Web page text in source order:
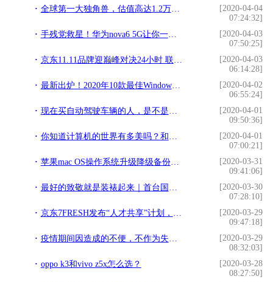
全球第一大独角兽，估值高达1.2万亿，低调超越蚂蚁金服
[2020-04-04
07:24:32]
手残党救星！华为nova6 5G让你一拍即得封面级大片
[2020-04-03
07:50:25]
京东11.11品牌迎巅峰对决24小时 联想霸占PC销量榜6大冠军
[2020-04-03
06:14:28]
最新出炉！2020年10款最佳Windows平板电脑：您的最好的助手
[2020-04-02
06:55:24]
现在买自动驾驶车辆的人，是不是傻子？
[2020-04-01
09:50:36]
你知道计算机的世界有多美吗？和灵魂的直接对话
[2020-04-01
07:00:21]
苹果mac OS操作系统升级降级备份恢复不完全指南（黑苹果适用）
[2020-03-31
09:41:06]
最好的致敬就是装裱起来｜首台国产安卓机皇魅族M9拆解装裱记
[2020-03-30
07:28:10]
京东7FRESH发布“人才共享”计划，缓解服务业压力
[2020-03-29
09:47:18]
疫情期间因造成的不便，不作为失信记录，支付宝这次暖心了
[2020-03-29
08:32:03]
oppo k3和vivo z5x怎么选？
[2020-03-28
08:27:50]